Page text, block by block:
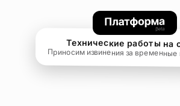
Технические работы на
Приносим извинения за временные